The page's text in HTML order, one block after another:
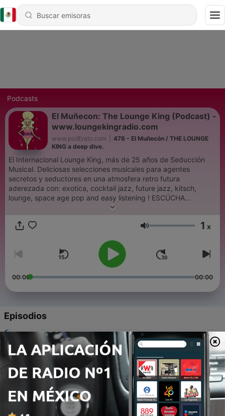
Podcasts
El Muñecon: The Lounge King (Podcast) -
www.loungekingradio.com
www.podErato.com
478 - El Muñecón / THE LOUNGE
KING a deep dive.
El Internacional Lounge King, más de 25 años de Seducción
Musical. Deliciosas selecciones musicales para agentes
secretos y seductores en una atmosfera retro futura
aderezada con: exotica, cocktail jazz, future jazz, kitsch,
lounge, space age pop and easy listening ! ESCÚCHA
www.loungekingradio.com TWITTER : @loungeking
Volumen 1 x
00:00 00:00
Episodios
478 El Muñecón / THE LOUNGE KING a deep dive.
14 ene. 2025
477 - El Muñecón presenta - PULQUE con Dimas. 2
476 - El Muñecón presenta - PULQUE con Dimas. 1